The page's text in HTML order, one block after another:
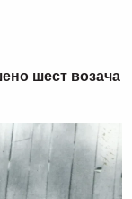
шест возача